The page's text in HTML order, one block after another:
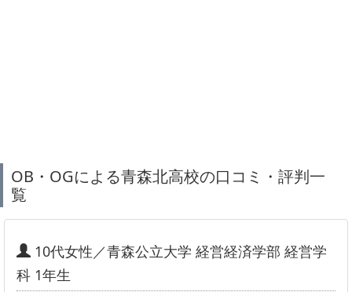
OB・OGによる青森北高校の口コミ・評判一
覧
10代女性／青森公立大学 経営経済学部 経営学
科 1年生